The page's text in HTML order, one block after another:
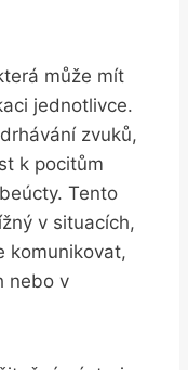
může mít
jednotlivce.
zvuků,
k pocitům
Tento
v situacích,
komunikovat,
nebo v